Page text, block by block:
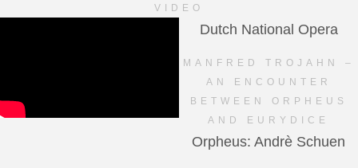
VIDEO
Dutch National Opera
MANFRED TROJAHN –
AN ENCOUNTER
BETWEEN ORPHEUS
AND EURYDICE
Orpheus: Andrè Schuen